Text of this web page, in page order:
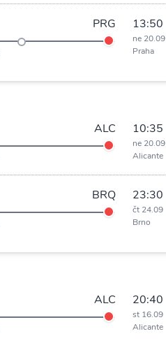
PRG 13:50
ne 20.09
Praha
ALC 10:35
ne 20.09
Alicante
BRQ 23:30
čt 24.09
Brno
ALC 20:40
st 16.09
Alicante